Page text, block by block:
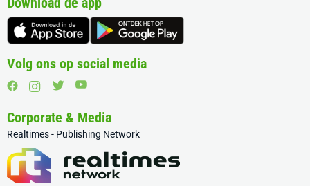
Volg ons op social media
Corporate & Media
Realtimes - Publishing Network